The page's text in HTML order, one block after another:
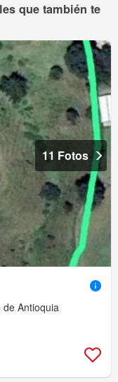
que también te
11 Fotos
Antioquia